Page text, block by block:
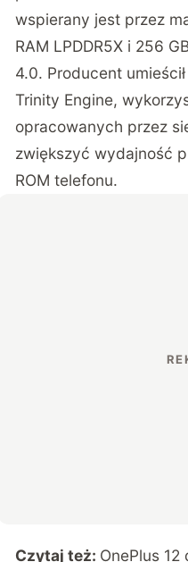
wspierany jest przez
RAM LPDDR5X i 256
4.0. Producent
Trinity Engine,
opracowanych przez
zwiększyć wydajność
ROM telefonu.
Czytaj też: OnePlus